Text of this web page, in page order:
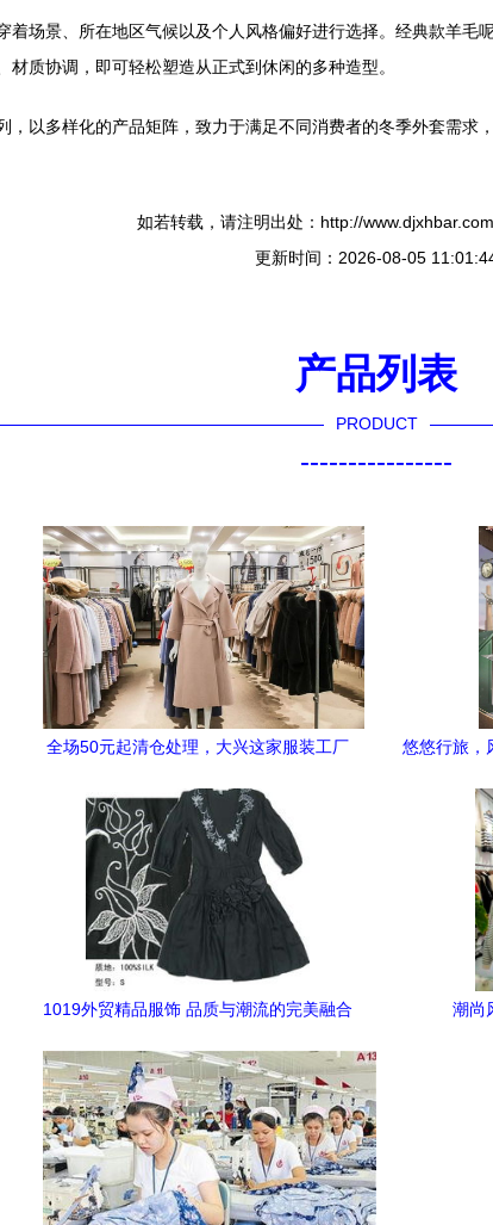
着场景、所在地区气候以及个人风格偏好进行选择。经典款羊
质协调，即可轻松塑造从正式到休闲的多种造型。
以多样化的产品矩阵，致力于满足不同消费者的冬季外套需求
如若转载，请注明出处：http://
更新时间：2026-08-05
产品列表
PRODUCT
----------------
全场50元起清仓处理，大兴这家服装工厂
悠悠行旅，
1019外贸精品服饰 品质与潮流的完美融合 潮尚